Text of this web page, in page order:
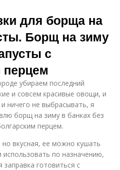
для борща на
Борщ на зиму
с
убираем последний
и совсем красивые овощи, и
ничего не выбрасывать, я
борщ на зиму в банках без
перцем.
но вкусная, ее можно кушать
использовать по назначению,
готовиться с